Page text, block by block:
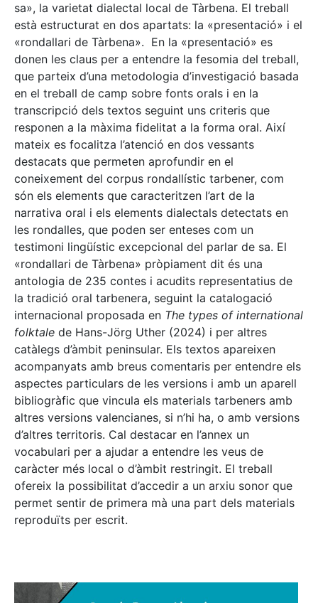
sa», la varietat dialectal local de Tàrbena. El treball
està estructurat en dos apartats: la «presentació» i el
«rondallari de Tàrbena». En la «presentació» es
donen les claus per a entendre la fesomia del treball,
que parteix d’una metodologia d’investigació basada
en el treball de camp sobre fonts orals i en la
transcripció dels textos seguint uns criteris que
responen a la màxima fidelitat a la forma oral. Així
mateix es focalitza l’atenció en dos vessants
destacats que permeten aprofundir en el
coneixement del corpus rondallístic tarbener, com
són els elements que caracteritzen l’art de la
narrativa oral i els elements dialectals detectats en
les rondalles, que poden ser enteses com un
testimoni lingüístic excepcional del parlar de sa. El
«rondallari de Tàrbena» pròpiament dit és una
antologia de 235 contes i acudits representatius de
la tradició oral tarbenera, seguint la catalogació
internacional proposada en The types of international
folktale de Hans-Jörg Uther (2024) i per altres
catàlegs d’àmbit peninsular. Els textos apareixen
acompanyats amb breus comentaris per entendre els
aspectes particulars de les versions i amb un aparell
bibliogràfic que vincula els materials tarbeners amb
altres versions valencianes, si n’hi ha, o amb versions
d’altres territoris. Cal destacar en l’annex un
vocabulari per a ajudar a entendre les veus de
caràcter més local o d’àmbit restringit. El treball
ofereix la possibilitat d’accedir a un arxiu sonor que
permet sentir de primera mà una part dels materials
reproduïts per escrit.